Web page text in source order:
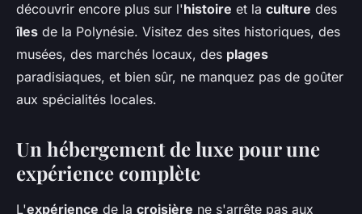
découvrir encore plus sur l'histoire et la culture des
îles de la Polynésie. Visitez des sites historiques, des
musées, des marchés locaux, des plages
paradisiaques, et bien sûr, ne manquez pas de goûter
aux spécialités locales.
Un hébergement de luxe pour une
expérience complète
L'expérience de la croisière ne s'arrête pas aux